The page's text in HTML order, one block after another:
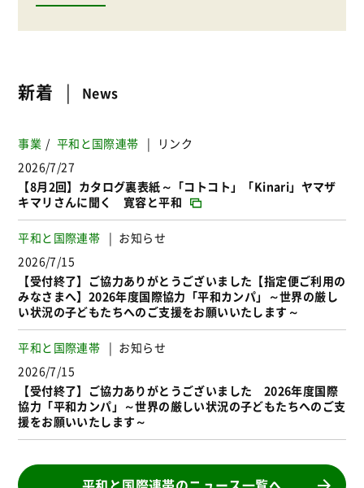
新着 News
事業 平和と国際連帯
リンク
2026/7/27
【8月2回】カタログ裏表紙～「コトコト」「Kinari」ヤマザ
キマリさんに聞く 寛容と平和
平和と国際連帯
お知らせ
2026/7/15
【受付終了】ご協力ありがとうございました【指定便ご利用の
みなさまへ】2026年度国際協力「平和カンパ」～世界の厳し
い状況の子どもたちへのご支援をお願いいたします～
平和と国際連帯
お知らせ
2026/7/15
【受付終了】ご協力ありがとうございました 2026年度国際
協力「平和カンパ」～世界の厳しい状況の子どもたちへのご支
援をお願いいたします～